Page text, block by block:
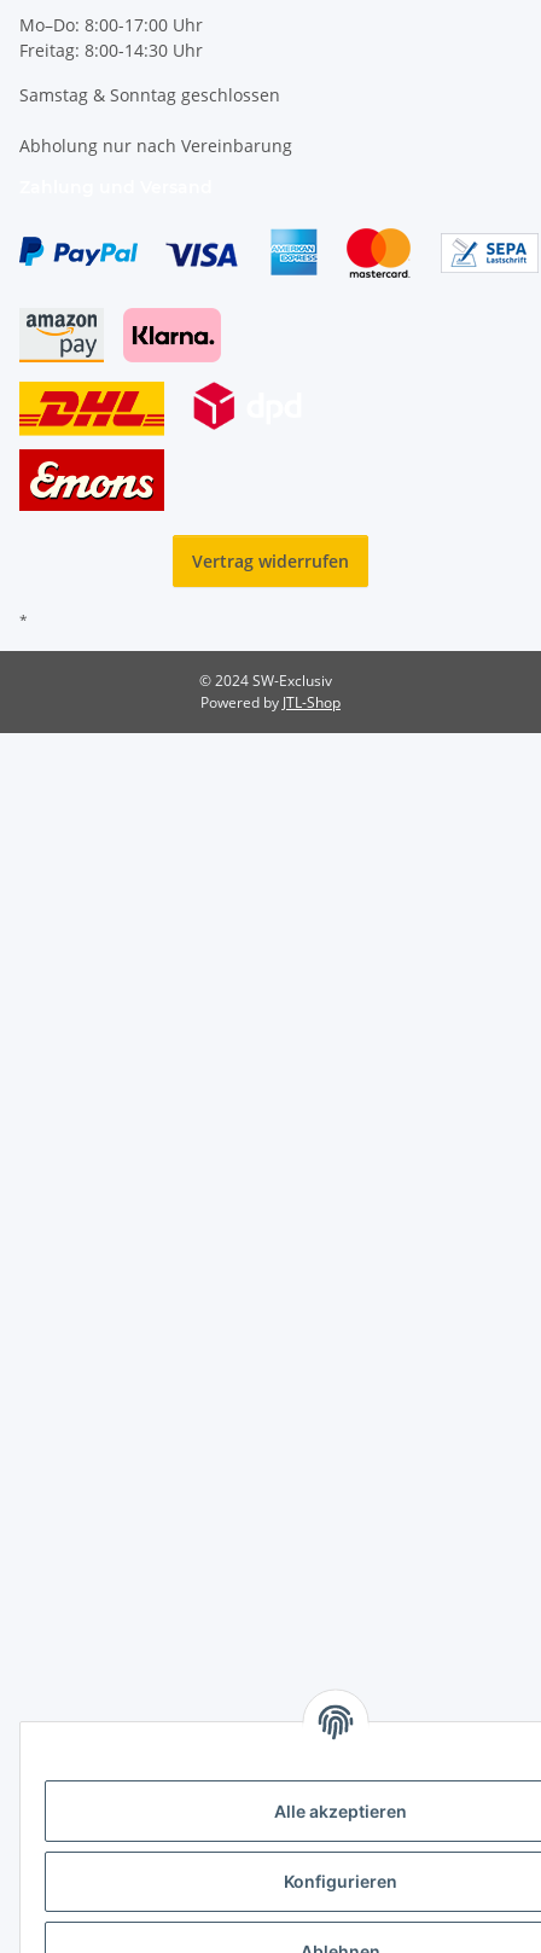
Alle akzeptieren
Konfigurieren
Mo–Do: 8:00-17:00 Uhr
Freitag: 8:00-14:30 Uhr
Samstag & Sonntag geschlossen
Abholung nur nach Vereinbarung
Vertrag widerrufen
*
© 2024 SW-Exclusiv
Powered by JTL-Shop